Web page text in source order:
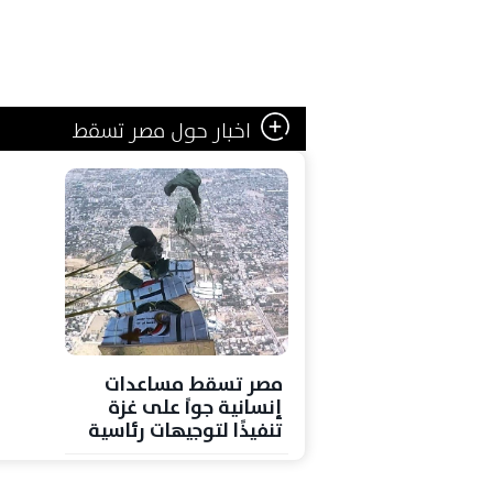
اخبار حول مصر تسقط
مصر تسقط مساعدات
إنسانية جواً على غزة
تنفيذًا لتوجيهات رئاسية